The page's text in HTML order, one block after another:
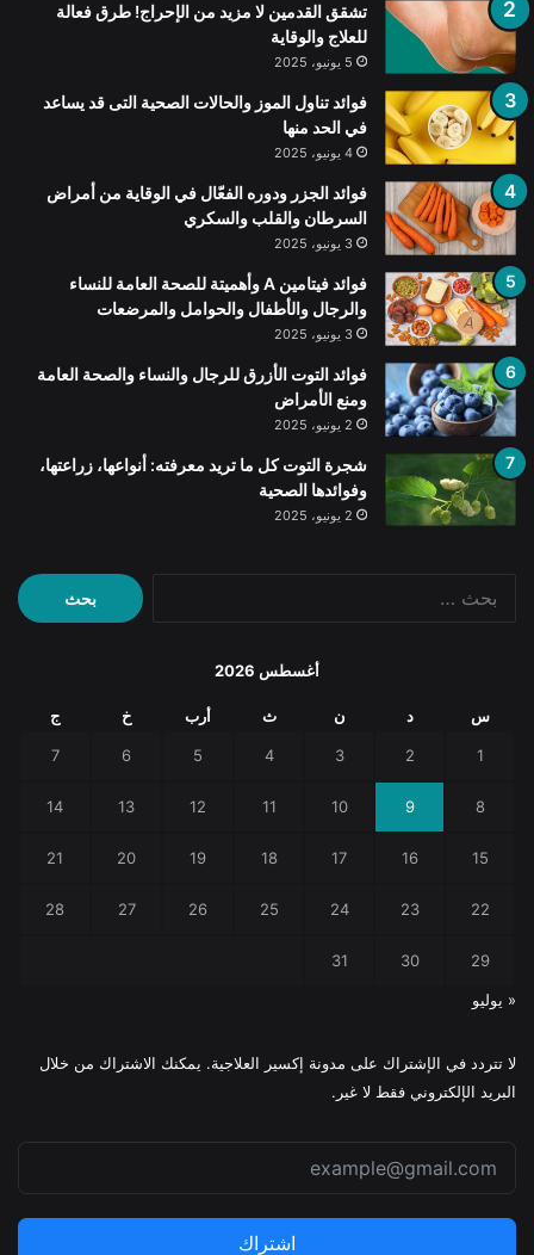
تشقق القدمين لا مزيد من الإحراج! طرق فعالة
للعلاج والوقاية
5 يونيو، 2025
فوائد تناول الموز والحالات الصحية التى قد يساعد
في الحد منها
4 يونيو، 2025
فوائد الجزر ودوره الفعّال في الوقاية من أمراض
السرطان والقلب والسكري
3 يونيو، 2025
فوائد فيتامين A وأهميتة للصحة العامة للنساء
والرجال والأطفال والحوامل والمرضعات
3 يونيو، 2025
فوائد التوت الأزرق للرجال والنساء والصحة العامة
ومنع الأمراض
2 يونيو، 2025
شجرة التوت كل ما تريد معرفته: أنواعها، زراعتها،
وفوائدها الصحية
2 يونيو، 2025
البحث
عن:
أغسطس 2026
س د ن ث أرب خ ج
1
2
3
4
5
6
7
8
9
10
11
12
13
14
15
16
17
18
19
20
21
22
23
24
25
26
27
28
29
30
31
« يوليو
لا تتردد في الإشتراك على مدونة إكسير العلاجية. يمكنك الاشتراك من خلال
البريد الإلكتروني فقط لا غير.
اشتراك